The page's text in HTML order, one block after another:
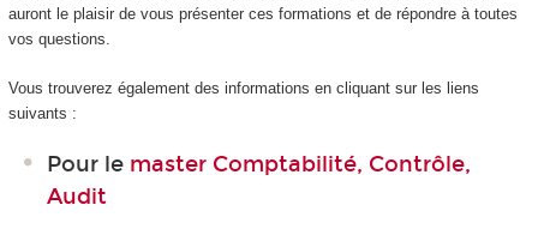
auront le plaisir de vous présenter ces formations et de répondre à toutes
vos questions.
Vous trouverez également des informations en cliquant sur les liens
suivants :
Pour le master Comptabilité, Contrôle,
Audit